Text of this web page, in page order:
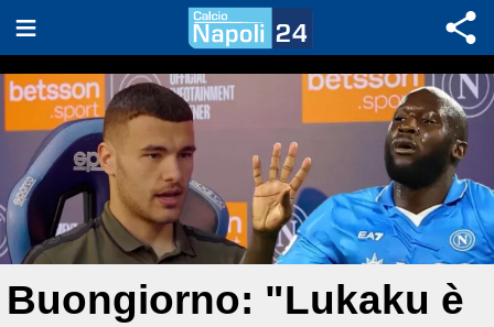
Buongiorno: "Lukaku è